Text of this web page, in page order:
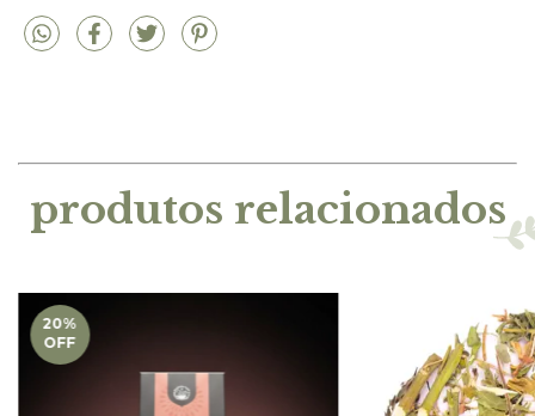
produtos relacionados
20%
OFF